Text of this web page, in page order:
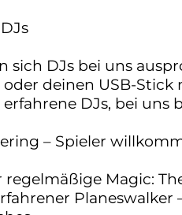
sich DJs bei uns
deinen USB-Stick
DJs, bei
– Spieler
regelmäßige Magic: